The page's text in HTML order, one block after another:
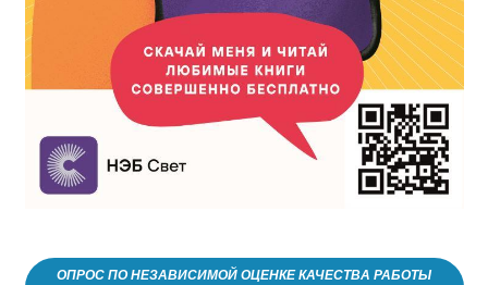
ОПРОС ПО НЕЗАВИСИМОЙ ОЦЕНКЕ КАЧЕСТВА РАБОТЫ